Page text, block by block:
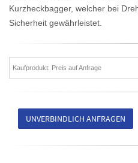
Kurzheckbagger, welcher bei
Sicherheit gewährleistet.
Kaufprodukt: Preis auf Anfrage
UNVERBINDLICH ANFRAGEN